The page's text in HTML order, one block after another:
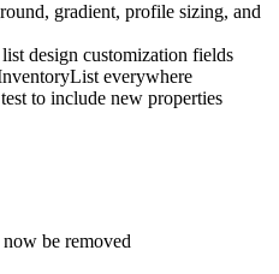
gradient, profile sizing, and
design customization fields
everywhere
to include new properties
be removed